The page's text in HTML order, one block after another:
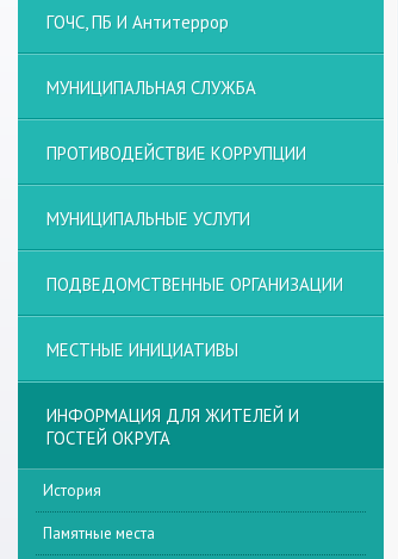
ГОЧС, ПБ И Антитеррор
МУНИЦИПАЛЬНАЯ СЛУЖБА
ПРОТИВОДЕЙСТВИЕ КОРРУПЦИИ
МУНИЦИПАЛЬНЫЕ УСЛУГИ
ПОДВЕДОМСТВЕННЫЕ ОРГАНИЗАЦИИ
МЕСТНЫЕ ИНИЦИАТИВЫ
ИНФОРМАЦИЯ ДЛЯ ЖИТЕЛЕЙ И
ГОСТЕЙ ОКРУГА
История
Памятные места